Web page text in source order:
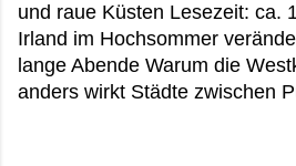
und raue Küsten Lesezeit: ca.
Irland im Hochsommer
lange Abende Warum die
anders wirkt Städte zwischen